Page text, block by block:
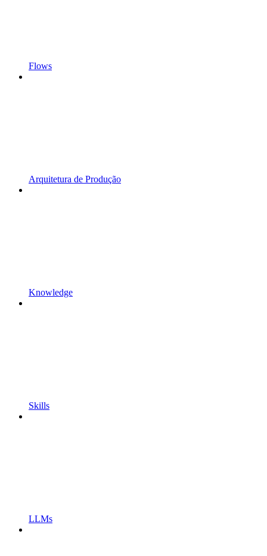
Flows
Arquitetura de Produção
Knowledge
Skills
LLMs